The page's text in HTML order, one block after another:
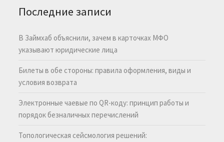
Последние записи
В Займхаб объяснили, зачем в карточках МФО
указывают юридические лица
Билеты в обе стороны: правила оформления, виды и
условия возврата
Электронные чаевые по QR-коду: принцип работы и
порядок безналичных перечислений
Топологическая сейсмология решений: